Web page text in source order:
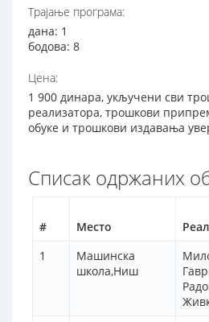
Трајање програма:
дана: 1
бодова: 8
Цена:
1 900 динара, укључени сви
реализатора, трошкови
обуке и трошкови издавања
Списак одржаних
# Место
1
Машинска
школа,Ниш